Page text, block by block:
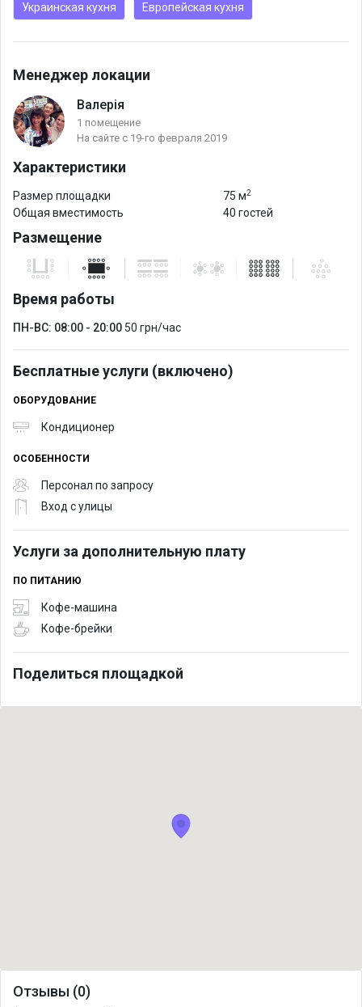
Украинская кухня Европейская кухня
Менеджер локации
Валерія
1 помещение
На сайте с 19-го февраля 2019
Характеристики
Размер площадки 75 м2
Общая вместимость 40 гостей
Размещение
Время работы
ПН-ВС: 08:00 - 20:00 50 грн/час
Бесплатные услуги (включено)
ОБОРУДОВАНИЕ
Кондиционер
ОСОБЕННОСТИ
Персонал по запросу
Вход с улицы
Услуги за дополнительную плату
ПО ПИТАНИЮ
Кофе-машина
Кофе-брейки
Поделиться площадкой
Отзывы (0)